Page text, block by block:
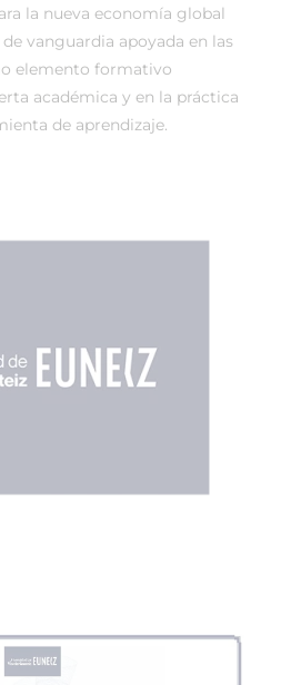
la nueva economía global
vanguardia apoyada en las
elemento formativo
académica y en la práctica
de aprendizaje.